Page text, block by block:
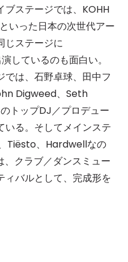
ブステージでは、KOHH
いった日本の次世代アー
じステージに
ているのも面白い。
は、石野卓球、田中フ
Digweed、Seth
トップDJ／プロデュー
いる。そしてメインステ
Tiësto、Hardwellなの
、クラブ／ダンスミュー
ィバルとして、完成形を